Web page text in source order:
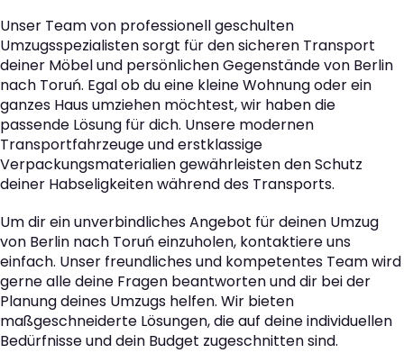
Unser Team von professionell geschulten
Umzugsspezialisten sorgt für den sicheren Transport
deiner Möbel und persönlichen Gegenstände von Berlin
nach Toruń. Egal ob du eine kleine Wohnung oder ein
ganzes Haus umziehen möchtest, wir haben die
passende Lösung für dich. Unsere modernen
Transportfahrzeuge und erstklassige
Verpackungsmaterialien gewährleisten den Schutz
deiner Habseligkeiten während des Transports.
Um dir ein unverbindliches Angebot für deinen Umzug
von Berlin nach Toruń einzuholen, kontaktiere uns
einfach. Unser freundliches und kompetentes Team wird
gerne alle deine Fragen beantworten und dir bei der
Planung deines Umzugs helfen. Wir bieten
maßgeschneiderte Lösungen, die auf deine individuellen
Bedürfnisse und dein Budget zugeschnitten sind.